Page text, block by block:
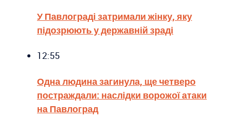
У Павлограді затримали жінку, яку
підозрюють у державній зраді
12:55
Одна людина загинула, ще четверо
постраждали: наслідки ворожої атаки
на Павлоград